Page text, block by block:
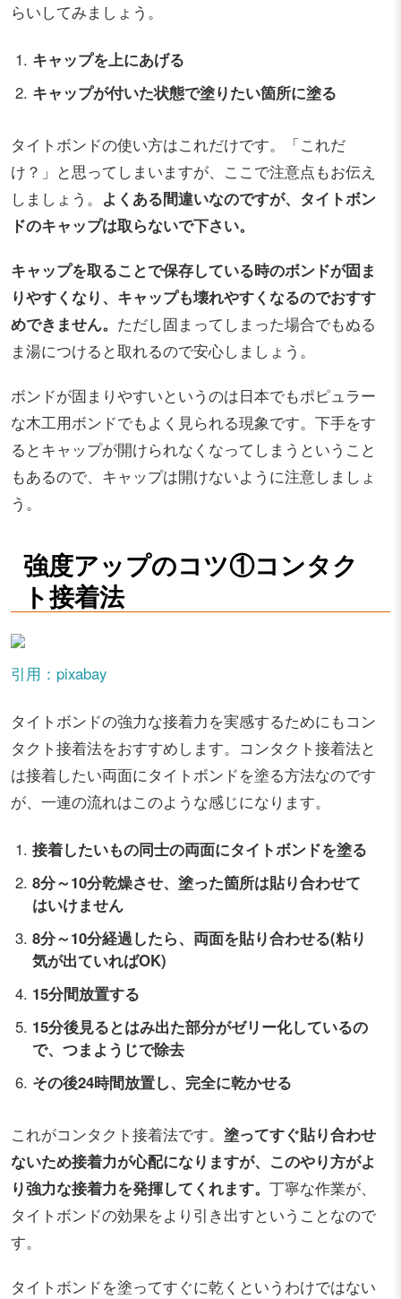
らいしてみましょう。
キャップを上にあげる
キャップが付いた状態で塗りたい箇所に塗る
タイトボンドの使い方はこれだけです。「これだ
け？」と思ってしまいますが、ここで注意点もお伝え
しましょう。 よくある間違いなのですが、タイトボン
ドのキャップは取らないで下さい。
キャップを取ることで保存している時のボンドが固ま
りやすくなり、キャップも壊れやすくなるのでおすす
めできません。 ただし固まってしまった場合でもぬる
ま湯につけると取れるので安心しましょう。
ボンドが固まりやすいというのは日本でもポピュラー
な木工用ボンドでもよく見られる現象です。下手をす
るとキャップが開けられなくなってしまうということ
もあるので、キャップは開けないように注意しましょ
う。
強度アップのコツ①コンタク
ト接着法
引用：pixabay
タイトボンドの強力な接着力を実感するためにもコン
タクト接着法をおすすめします。コンタクト接着法と
は接着したい両面にタイトボンドを塗る方法なのです
が、一連の流れはこのような感じになります。
接着したいもの同士の両面にタイトボンドを塗る
8分～10分乾燥させ、塗った箇所は貼り合わせて
はいけません
8分～10分経過したら、両面を貼り合わせる(粘り
気が出ていればOK)
15分間放置する
15分後見るとはみ出た部分がゼリー化しているの
で、つまようじで除去
その後24時間放置し、完全に乾かせる
これがコンタクト接着法です。 塗ってすぐ貼り合わせ
ないため接着力が心配になりますが、このやり方がよ
り強力な接着力を発揮してくれます。 丁寧な作業が、
タイトボンドの効果をより引き出すということなので
す。
タイトボンドを塗ってすぐに乾くというわけではない